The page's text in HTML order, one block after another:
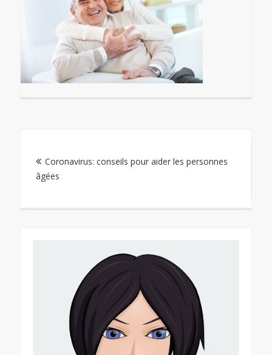
de
l’article
Coronavirus: conseils pour aider les personnes
âgées